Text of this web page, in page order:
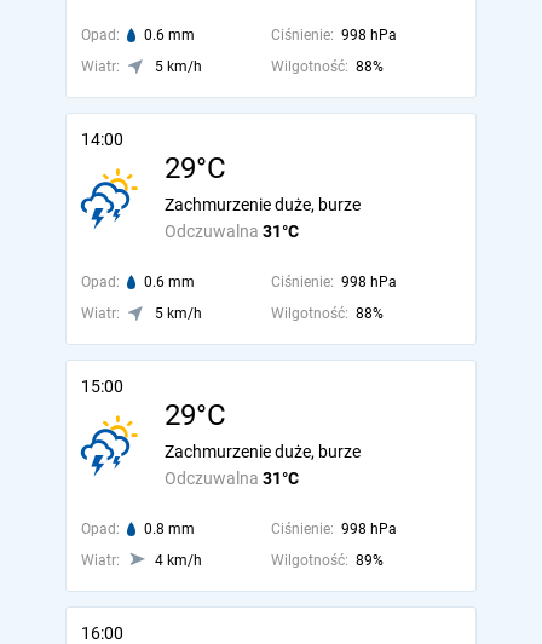
Opad: 0.6 mm Ciśnienie: 998 hPa
Wiatr:
5 km/h Wilgotność: 88%
14:00
29°C
Odczuwalna 31°C
Zachmurzenie duże, burze
Opad: 0.6 mm Ciśnienie: 998 hPa
Wiatr:
5 km/h Wilgotność: 88%
15:00
29°C
Odczuwalna 31°C
Zachmurzenie duże, burze
Opad: 0.8 mm Ciśnienie: 998 hPa
Wiatr:
4 km/h Wilgotność: 89%
16:00